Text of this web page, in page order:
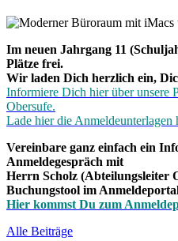
Im neuen Jahrgang 11
Plätze frei.
Wir laden Dich herzlich ein,
Informiere Dich hier über unsere
Obersufe.
Lade hier die Anmeldeunterlagen
Vereinbare ganz einfach ein
Anmeldegespräch mit
Herrn Scholz (Abteilungsleiter
Buchungstool im
Hier kommst Du zum
Alle Beiträge